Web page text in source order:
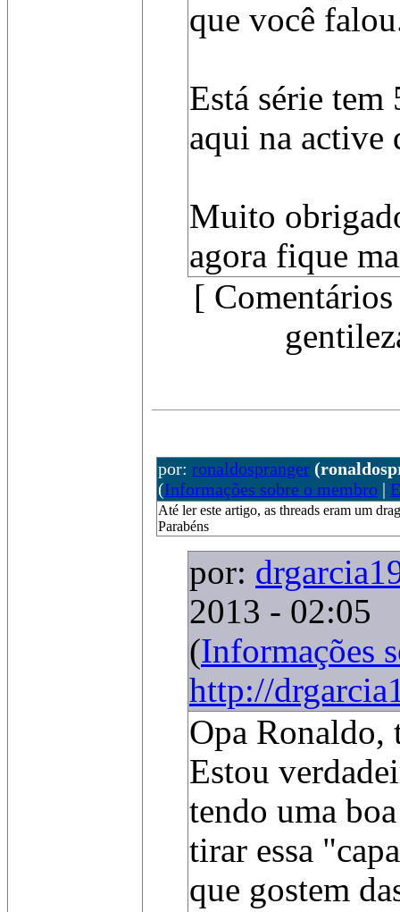
que você
Está série tem
aqui na active
Muito
agora fique
[
por: ronaldospranger
(Informações sobre o membro |
Até ler este artigo, as threads eram um
Parabéns
por:
2013 - 02:05
(Informações
http://
Opa Ronaldo,
Estou
tendo uma
tirar essa
que gostem